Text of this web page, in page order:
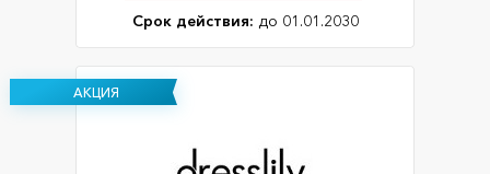
Срок действия: до 01.01.2030
АКЦИЯ